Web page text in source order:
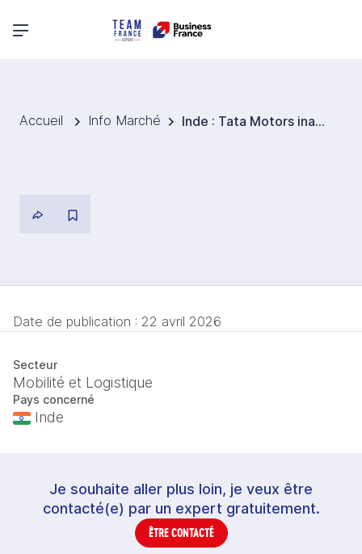
Menu principal
Accueil Info Marché Inde : Tata Motors inaugure une usine Jaguar Land Rover de près de 820 millions d’euros à Ranipet
Date de publication : 22 avril 2026
Secteur
Mobilité et Logistique
Pays concerné
Inde
Je souhaite aller plus loin, je veux être
contacté(e) par un expert gratuitement.
ÊTRE CONTACTÉ